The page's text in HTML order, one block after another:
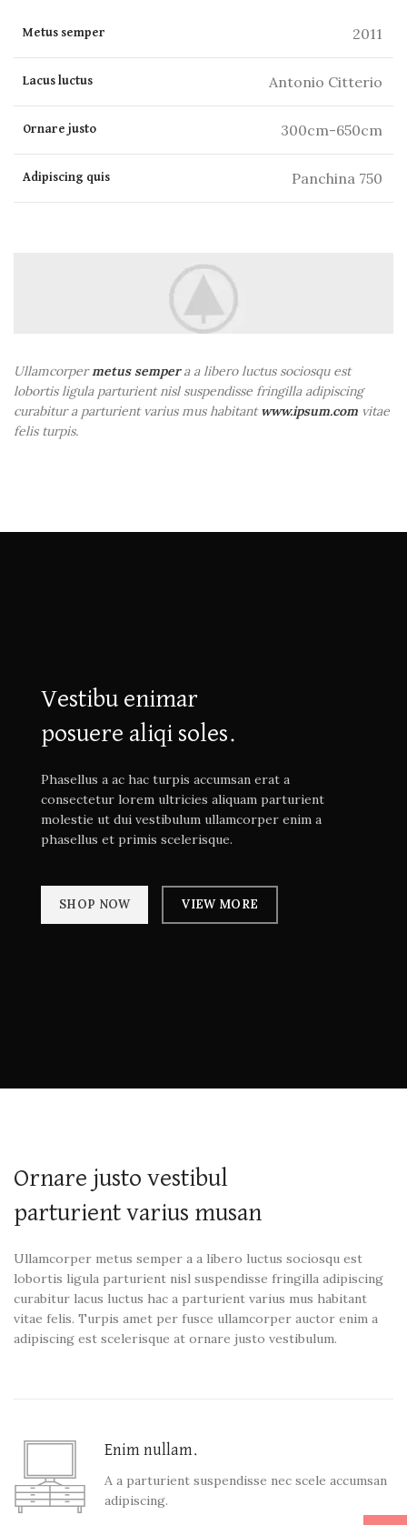
Metus semper 2011
Lacus luctus Antonio Citterio
Ornare justo 300cm-650cm
Adipiscing quis Panchina 750
Ullamcorpermetus sempera a libero luctus sociosqu est
lobortis ligula parturient nisl suspendisse fringilla adipiscing
curabitur a parturient varius mus habitantwww.ipsum.com vitae
felis turpis.
Vestibu enimar
posuere aliqi soles.
Phasellus a ac hac turpis accumsan erat a
consectetur lorem ultricies aliquam parturient
molestie ut dui vestibulum ullamcorper enim a
phasellus et primis scelerisque.
SHOP NOW VIEW MORE
Ornare justo vestibul
parturient varius musan
Ullamcorper metus semper a a libero luctus sociosqu est
lobortis ligula parturient nisl suspendisse fringilla adipiscing
curabitur lacus luctus hac a parturient varius mus habitant
vitae felis. Turpis amet per fusce ullamcorper auctor enim a
adipiscing est scelerisque at ornare justo vestibulum.
Enim nullam.
A a parturient suspendisse nec scele accumsan
adipiscing.